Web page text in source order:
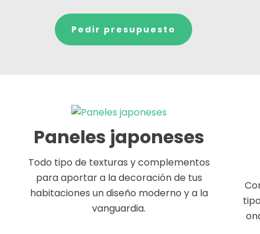
Pedir presupuesto
Paneles japoneses
Todo tipo de texturas y complementos
para aportar a la decoración de tus
habitaciones un diseño moderno y a la
vanguardia.